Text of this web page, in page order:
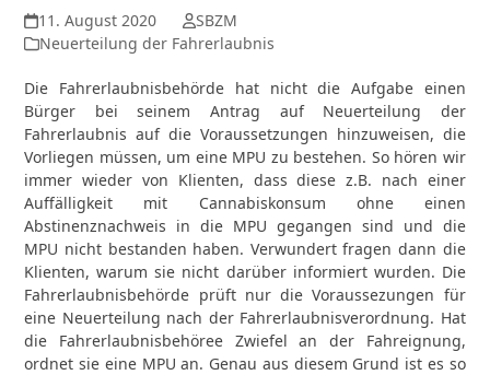
11. August 2020
SBZM
Neuerteilung der Fahrerlaubnis
Die Fahrerlaubnisbehörde hat nicht die Aufgabe einen
Bürger bei seinem Antrag auf Neuerteilung der
Fahrerlaubnis auf die Voraussetzungen hinzuweisen, die
Vorliegen müssen, um eine MPU zu bestehen. So hören wir
immer wieder von Klienten, dass diese z.B. nach einer
Auffälligkeit mit Cannabiskonsum ohne einen
Abstinenznachweis in die MPU gegangen sind und die
MPU nicht bestanden haben. Verwundert fragen dann die
Klienten, warum sie nicht darüber informiert wurden. Die
Fahrerlaubnisbehörde prüft nur die Voraussezungen für
eine Neuerteilung nach der Fahrerlaubnisverordnung. Hat
die Fahrerlaubnisbehöree Zwiefel an der Fahreignung,
ordnet sie eine MPU an. Genau aus diesem Grund ist es so